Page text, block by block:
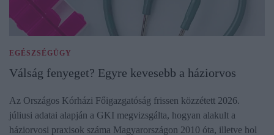
EGÉSZSÉGÜGY
Válság fenyeget? Egyre kevesebb a háziorvos
Az Országos Kórházi Főigazgatóság frissen közzétett 2026.
júliusi adatai alapján a GKI megvizsgálta, hogyan alakult a
háziorvosi praxisok száma Magyarországon 2010 óta, illetve hol